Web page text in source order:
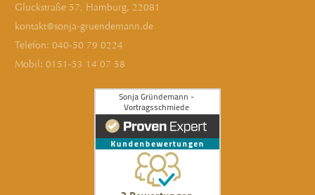
Gluckstraße 57, Hamburg, 22081
kontakt@sonja-gruendemann.de
Telefon: 040-50 79 0224
Mobil: 0151-53 14 07 58